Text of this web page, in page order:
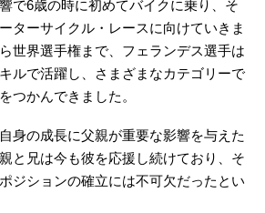
で6歳の時に初めてバイクに乗り、そ
ターサイクル・レースに向けていきま
世界選手権まで、フェランデス選手は
ルで活躍し、さまざまなカテゴリーで
つかんできました。
身の成長に父親が重要な影響を与えた
と兄は今も彼を応援し続けており、そ
ジションの確立には不可欠だったとい